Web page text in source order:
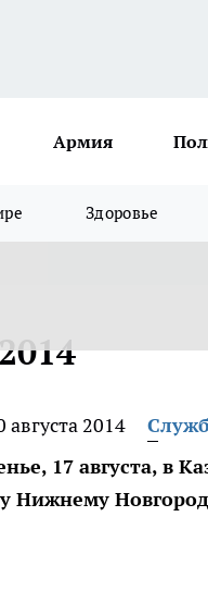
Армия
Здоровье
августа 2014
17 августа, в
Нижнему